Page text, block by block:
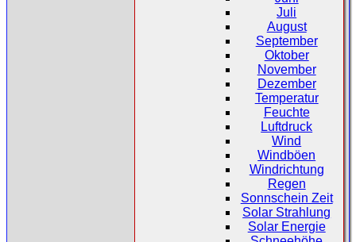
Juli
August
September
Oktober
November
Dezember
Temperatur
Feuchte
Luftdruck
Wind
Windböen
Windrichtung
Regen
Sonnschein Zeit
Solar Strahlung
Solar Energie